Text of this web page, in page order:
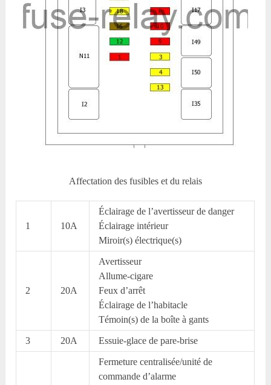
Affectation des fusibles et du relais
1 10A
Éclairage de l’avertisseur de danger
Éclairage intérieur
Miroir(s) électrique(s)
2 20A
Avertisseur
Allume-cigare
Feux d’arrêt
Éclairage de l’habitacle
Témoin(s) de la boîte à gants
3 20A Essuie-glace de pare-brise
Fermeture centralisée/unité de
commande d’alarme